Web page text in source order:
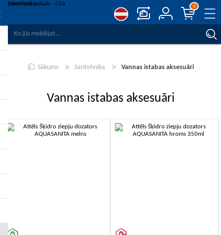
0
Sākums Santehnika Vannas istabas aksesuāri
Vannas istabas aksesuāri